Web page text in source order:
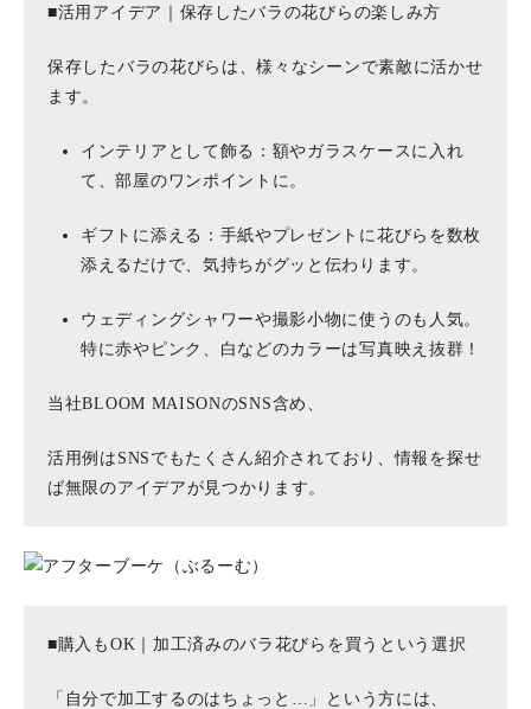
■活用アイデア｜保存したバラの花びらの楽しみ方
保存したバラの花びらは、様々なシーンで素敵に活かせ
ます。
インテリアとして飾る：額やガラスケースに入れ
て、部屋のワンポイントに。
ギフトに添える：手紙やプレゼントに花びらを数枚
添えるだけで、気持ちがグッと伝わります。
ウェディングシャワーや撮影小物に使うのも人気。
特に赤やピンク、白などのカラーは写真映え抜群！
当社BLOOM MAISONのSNS含め、
活用例はSNSでもたくさん紹介されており、情報を探せ
ば無限のアイデアが見つかります。
■購入もOK｜加工済みのバラ花びらを買うという選択
「自分で加工するのはちょっと…」という方には、